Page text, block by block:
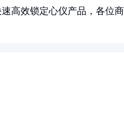
高效锁定心仪产品，各位